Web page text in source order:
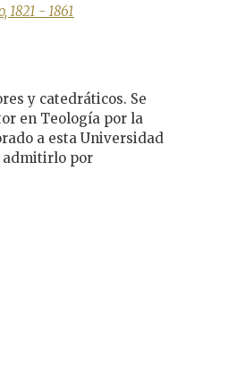
- 1861
y catedráticos. Se
en Teología por la
a esta Universidad
admitirlo por